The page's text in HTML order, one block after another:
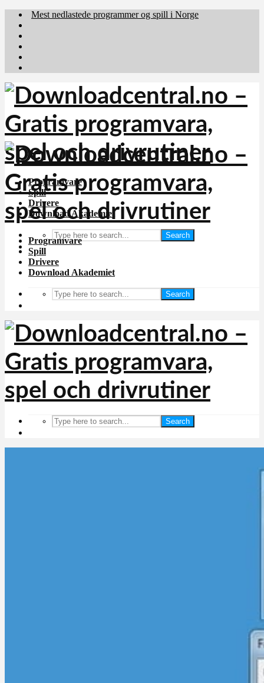
Mest nedlastede programmer og spill i Norge
Programvare
Spill
Drivere
Download Akademiet
Search
Programvare
Spill
Drivere
Download Akademiet
Search
Search